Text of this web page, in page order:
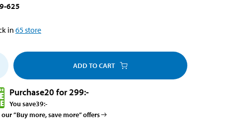
625
in65store
ADD TO CART
Purchase20 for 299:-
You save39:-
our ”Buy more, save more” offers